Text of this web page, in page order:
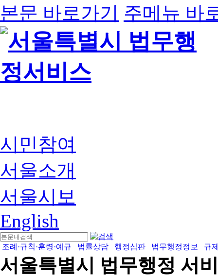
본문 바로가기 주메뉴 바
시민참여
서울소개
서울시보
English
조례·규칙·훈령·예규 법률상담 행정심판 법무행정정보 규
서울특별시 법무행정 서